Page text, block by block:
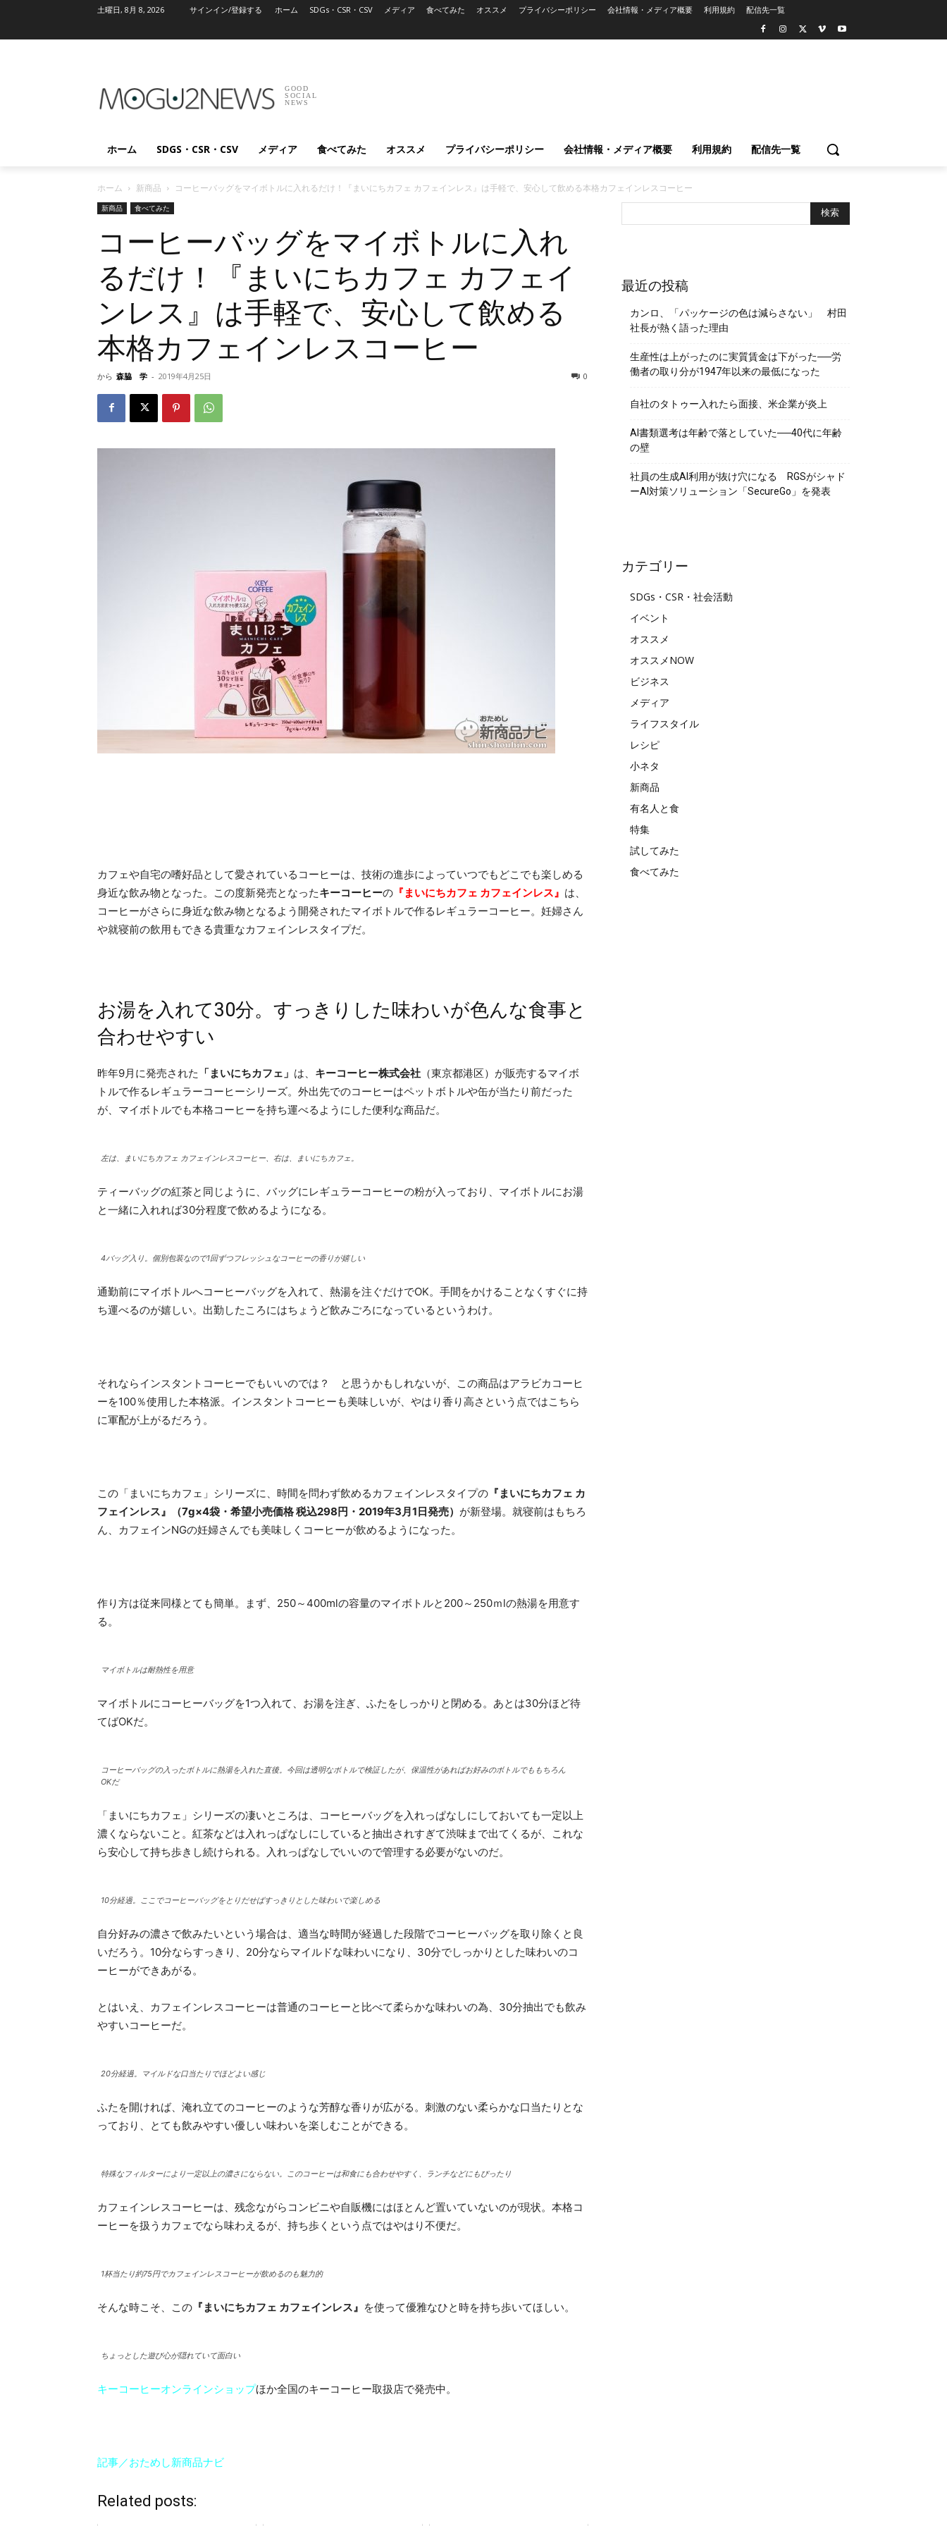
土曜日, 8月 8, 2026 サインイン/登録する ホーム SDGs・CSR・CSV メディア 食べてみた オススメ プライバシーポリシー 会社情報・メディア概要 利用規約 配信先一覧
GOOD
SOCIAL
NEWS
ホーム SDGS・CSR・CSV メディア 食べてみた オススメ プライバシーポリシー 会社情報・メディア概要 利用規約 配信先一覧
ホーム 新商品 コーヒーバッグをマイボトルに入れるだけ！『まいにちカフェ カフェインレス』は手軽で、安心して飲める本格カフェインレスコーヒー
新商品 食べてみた
コーヒーバッグをマイボトルに入れ
るだけ！『まいにちカフェ カフェイ
ンレス』は手軽で、安心して飲める
本格カフェインレスコーヒー
から 森脇 学 - 2019年4月25日 0
カフェや自宅の嗜好品として愛されているコーヒーは、技術の進歩によっていつでもどこでも楽しめる
身近な飲み物となった。この度新発売となったキーコーヒーの 『まいにちカフェ カフェインレス』 は、
コーヒーがさらに身近な飲み物となるよう開発されたマイボトルで作るレギュラーコーヒー。妊婦さん
や就寝前の飲用もできる貴重なカフェインレスタイプだ。
お湯を入れて30分。すっきりした味わいが色んな食事と
合わせやすい
昨年9月に発売された 「まいにちカフェ」 は、 キーコーヒー株式会社 （東京都港区）が販売するマイボ
トルで作るレギュラーコーヒーシリーズ。外出先でのコーヒーはペットボトルや缶が当たり前だった
が、マイボトルでも本格コーヒーを持ち運べるようにした便利な商品だ。
左は、まいにちカフェ カフェインレスコーヒー、右は、まいにちカフェ。
ティーバッグの紅茶と同じように、バッグにレギュラーコーヒーの粉が入っており、マイボトルにお湯
と一緒に入れれば30分程度で飲めるようになる。
4バッグ入り。個別包装なので1回ずつフレッシュなコーヒーの香りが嬉しい
通勤前にマイボトルへコーヒーバッグを入れて、熱湯を注ぐだけでOK。手間をかけることなくすぐに持
ち運べるのが嬉しい。出勤したころにはちょうど飲みごろになっているというわけ。
それならインスタントコーヒーでもいいのでは？ と思うかもしれないが、この商品はアラビカコーヒ
ーを100％使用した本格派。インスタントコーヒーも美味しいが、やはり香り高さという点ではこちら
に軍配が上がるだろう。
この「まいにちカフェ」シリーズに、時間を問わず飲めるカフェインレスタイプの 『まいにちカフェ カ
フェインレス』（7g×4袋・希望小売価格 税込298円・2019年3月1日発売） が新登場。就寝前はもちろ
ん、カフェインNGの妊婦さんでも美味しくコーヒーが飲めるようになった。
作り方は従来同様とても簡単。まず、250～400mlの容量のマイボトルと200～250ｍlの熱湯を用意す
る。
マイボトルは耐熱性を用意
マイボトルにコーヒーバッグを1つ入れて、お湯を注ぎ、ふたをしっかりと閉める。あとは30分ほど待
てばOKだ。
コーヒーバッグの入ったボトルに熱湯を入れた直後。今回は透明なボトルで検証したが、保温性があればお好みのボトルでももちろん
OKだ
「まいにちカフェ」シリーズの凄いところは、コーヒーバッグを入れっぱなしにしておいても一定以上
濃くならないこと。紅茶などは入れっぱなしにしていると抽出されすぎて渋味まで出てくるが、これな
ら安心して持ち歩きし続けられる。入れっぱなしでいいので管理する必要がないのだ。
10分経過。ここでコーヒーバッグをとりだせばすっきりとした味わいで楽しめる
自分好みの濃さで飲みたいという場合は、適当な時間が経過した段階でコーヒーバッグを取り除くと良
いだろう。10分ならすっきり、20分ならマイルドな味わいになり、30分でしっかりとした味わいのコ
ーヒーができあがる。
とはいえ、カフェインレスコーヒーは普通のコーヒーと比べて柔らかな味わいの為、30分抽出でも飲み
やすいコーヒーだ。
20分経過。マイルドな口当たりでほどよい感じ
ふたを開ければ、淹れ立てのコーヒーのような芳醇な香りが広がる。刺激のない柔らかな口当たりとな
っており、とても飲みやすい優しい味わいを楽しむことができる。
特殊なフィルターにより一定以上の濃さにならない。このコーヒーは和食にも合わせやすく、ランチなどにもぴったり
カフェインレスコーヒーは、残念ながらコンビニや自販機にはほとんど置いていないのが現状。本格コ
ーヒーを扱うカフェでなら味わえるが、持ち歩くという点ではやはり不便だ。
1杯当たり約75円でカフェインレスコーヒーが飲めるのも魅力的
そんな時こそ、この 『まいにちカフェ カフェインレス』 を使って優雅なひと時を持ち歩いてほしい。
ちょっとした遊び心が隠れていて面白い
キーコーヒーオンラインショップほか全国のキーコーヒー取扱店で発売中。
記事／おためし新商品ナビ
Related posts:
最近の投稿
カンロ、「パッケージの色は減らさない」 村田
社長が熱く語った理由
生産性は上がったのに実質賃金は下がった──労
働者の取り分が1947年以来の最低になった
自社のタトゥー入れたら面接、米企業が炎上
AI書類選考は年齢で落としていた──40代に年齢
の壁
社員の生成AI利用が抜け穴になる RGSがシャド
ーAI対策ソリューション「SecureGo」を発表
カテゴリー
SDGs・CSR・社会活動
イベント
オススメ
オススメNOW
ビジネス
メディア
ライフスタイル
レシピ
小ネタ
新商品
有名人と食
特集
試してみた
食べてみた